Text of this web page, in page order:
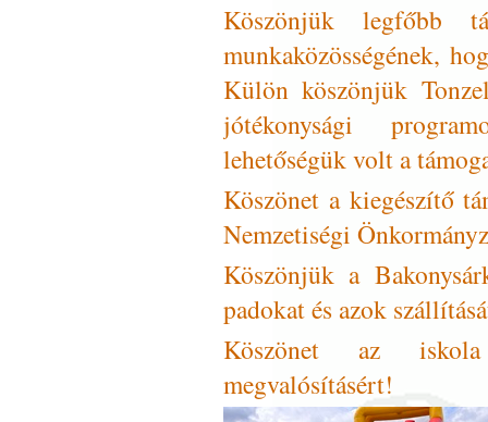
Köszönjük legfőbb
munkaközösségének,
Külön köszönjük
jótékonysági
lehetőségük volt a
Köszönet a kiegészítő
Nemzetiségi
Köszönjük a
padokat és azok
Köszönet az
megvalósításért!